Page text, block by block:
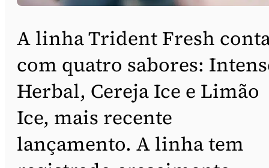
A linha Trident Fresh
com quatro sabores:
Herbal, Cereja Ice e Limão
Ice, mais recente
lançamento. A linha tem